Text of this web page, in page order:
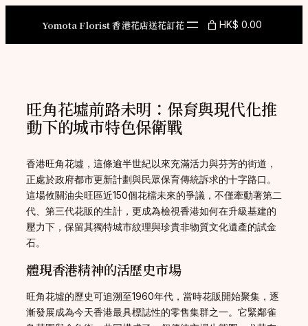
Yomota Florist 香港花店送花訂花 HK$ 0.00
旺角花墟前路未明：保育與現代化推
動下的城市特色保衛戰
香港旺角花墟，這條逾半世紀以來充滿活力與芬芳的街道，
正處於政府都市更新計劃與民眾保育傳統訴求的十字路口。
這場攸關油尖旺區近150個花檔未來的爭議，不僅牽動著第二
代、第三代花販的生計，更成為檢視香港如何在升級基建的
壓力下，保留其獨特城市紋理與珍貴非物質文化遺產的試金
石。
體現香港精神的活歷史市場
旺角花墟的歷史可追溯至1960年代，當時花販開始聚集，逐
漸發展成為今天香港最具標誌性的零售集群之一。它緊鄰雀